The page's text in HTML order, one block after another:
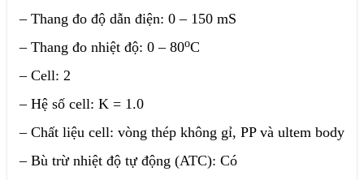
– Thang đo độ dẫn điện: 0 – 150 mS
– Thang đo nhiệt độ: 0 – 80oC
– Cell: 2
– Hệ số cell: K = 1.0
– Chất liệu cell: vòng thép không gỉ, PP và ultem body
– Bù trừ nhiệt độ tự động (ATC): Có